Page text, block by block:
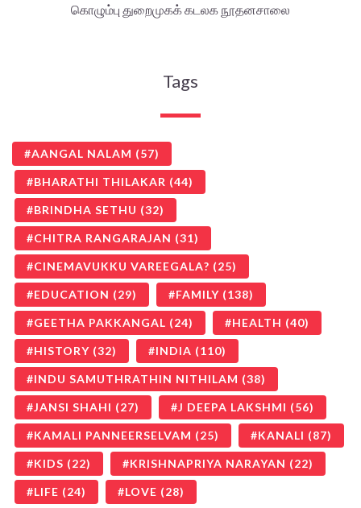
கொழும்பு துறைமுகக் கடலக நூதனசாலை
Tags
AANGAL NALAM (57)
BHARATHI THILAKAR (44)
BRINDHA SETHU (32)
CHITRA RANGARAJAN (31)
CINEMAVUKKU VAREEGALA? (25)
EDUCATION (29) FAMILY (138)
GEETHA PAKKANGAL (24) HEALTH (40)
HISTORY (32) INDIA (110)
INDU SAMUTHRATHIN NITHILAM (38)
JANSI SHAHI (27) J DEEPA LAKSHMI (56)
KAMALI PANNEERSELVAM (25) KANALI (87)
KIDS (22) KRISHNAPRIYA NARAYAN (22)
LIFE (24) LOVE (28)